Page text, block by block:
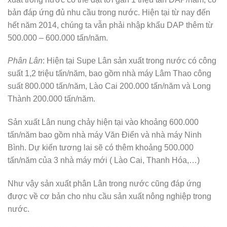
bản đáp ứng đủ nhu cầu trong nước. Hiện tại từ nay đến
hết năm 2014, chúng ta vẫn phải nhập khẩu DAP thêm từ
500.000 – 600.000 tấn/năm.
Phân Lân: Hiện tại Supe Lân sản xuất trong nước có công
suất 1,2 triệu tấn/năm, bao gồm nhà máy Lâm Thao công
suất 800.000 tấn/năm, Lào Cai 200.000 tấn/năm và Long
Thành 200.000 tấn/năm.
Sản xuất Lân nung chảy hiện tại vào khoảng 600.000
tấn/năm bao gồm nhà máy Văn Điển và nhà máy Ninh
Bình. Dự kiến tương lai sẽ có thêm khoảng 500.000
tấn/năm của 3 nhà máy mới ( Lào Cai, Thanh Hóa,…)
Như vậy sản xuất phân Lân trong nước cũng đáp ứng
được về cơ bản cho nhu cầu sản xuất nông nghiệp trong
nước.